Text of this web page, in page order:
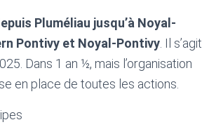
Pluméliau jusqu’à Noyal-
Pontivy et Noyal-Pontivy . Il s’agit
Dans 1 an ½, mais l’organisation
en place de toutes les actions.